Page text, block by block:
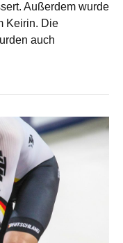
Außerdem wurde
Keirin. Die
auch